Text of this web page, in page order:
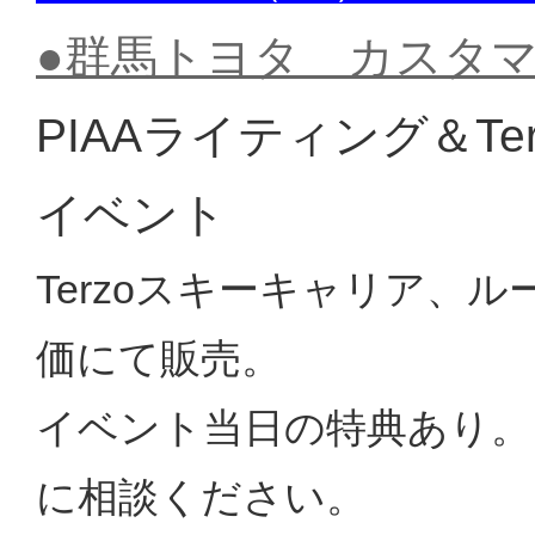
●群馬トヨタ カスタ
PIAAライティング＆
イベント
Terzoスキーキャリア、ル
価にて販売。
イベント当日の特典あり
に相談ください。